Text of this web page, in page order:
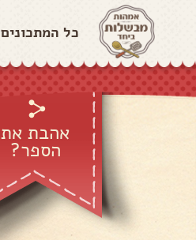
כל המתכונים
אהבת את
הספר?